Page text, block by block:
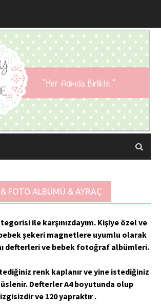
FOTO ALBÜMÜ & AYRAÇ
ile karşınızdayım. Kişiye özel ve
şekeri magnetlere uyumlu olarak
defterleri ve bebek fotoğraf albümleri.
renk kaplanır ve yine istediğiniz
Defterler A4 boyutunda olup
ve 120 yapraktır .